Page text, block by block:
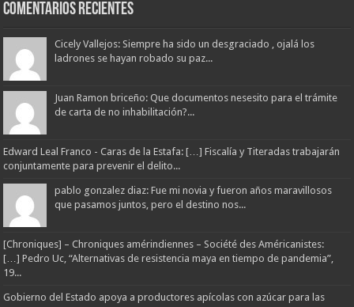
Comentarios Recientes
Cicely Vallejos: Siempre ha sido un desgraciado , ojalá los
ladrones se hayan robado su paz...
Juan Ramon briceño: Que documentos nesesito para el trámite
de carta de no inhabilitación?...
Edward Leal Franco - Caras de la Estafa: […] Fiscalía y Titeradas trabajarán
conjuntamente para prevenir el delito...
pablo gonzalez diaz: Fue mi novia y fueron años maravillosos
que pasamos juntos, pero el destino nos...
[Chroniques] – Chroniques amérindiennes – Société des Américanistes:
[…] Pedro Uc, “Alternativas de resistencia maya en tiempo de pandemia”,
19...
Gobierno del Estado apoya a productores apícolas con azúcar para las